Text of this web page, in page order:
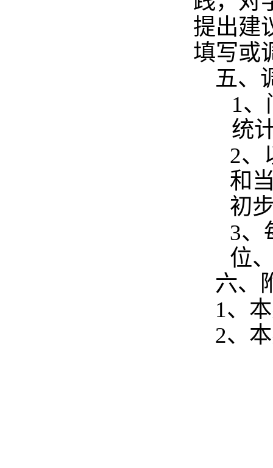
提出建
填写或
五、
1、
统
2、
和
初
3、
位
六、
1、
2、